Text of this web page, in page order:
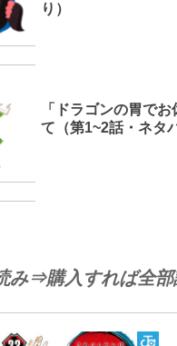
り）
「ドラゴンの胃で
て（第1~2話・ネタ
み⇒購入すれば全部